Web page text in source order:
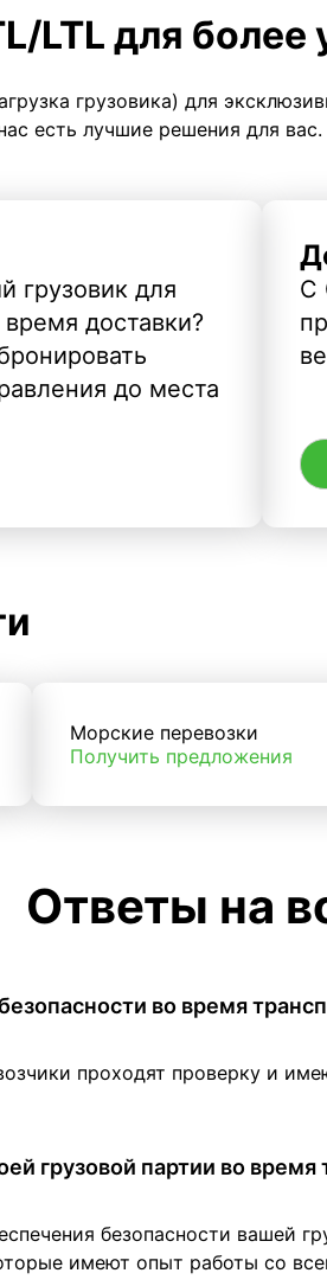
LTL для
грузовика) для
есть лучшие решения для вас.
грузовик для
доставки?
до места
С
Морские перевозки
Получить предложения
Ответы на
во время
проходят проверку и
грузовой партии во время
безопасности вашей
имеют опыт работы со